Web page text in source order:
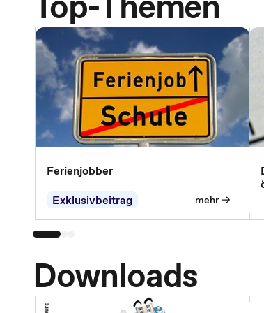
Ferienjobber
Exklusivbeitrag
mehr
Downloads